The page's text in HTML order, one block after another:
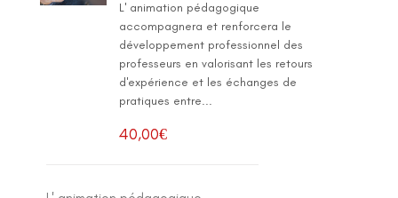
L' animation pédagogique
accompagnera et renforcera le
développement professionnel des
professeurs en valorisant les retours
d'expérience et les échanges de
pratiques entre...
40,00€